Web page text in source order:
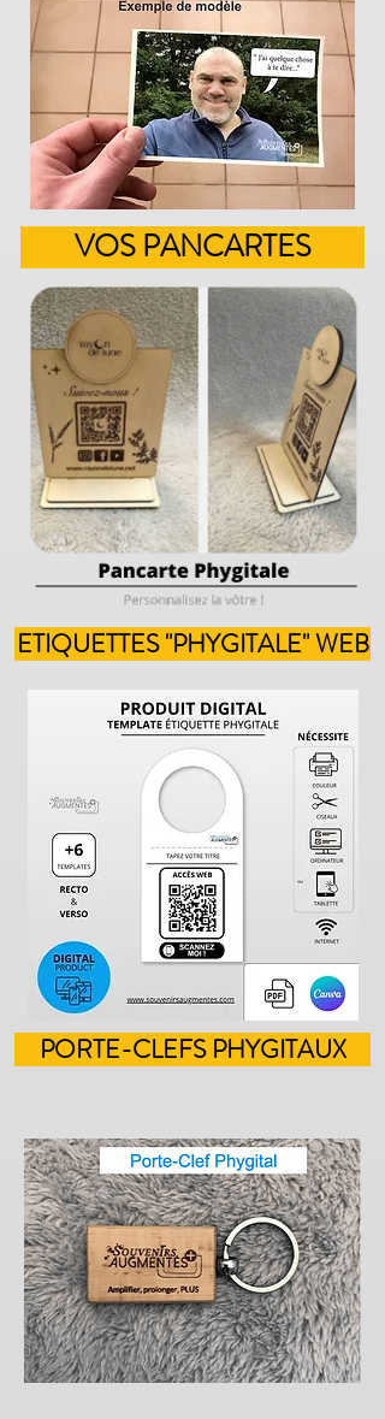
VOS PANCARTES
ETIQUETTES "PHYGITALE" WEB
PORTE-CLEFS PHYGITAUX